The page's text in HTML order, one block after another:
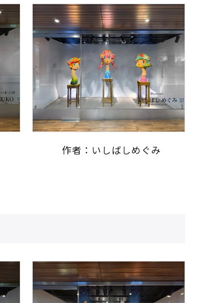
作者：いしばしめぐみ